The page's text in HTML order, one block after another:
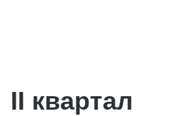
II квартал